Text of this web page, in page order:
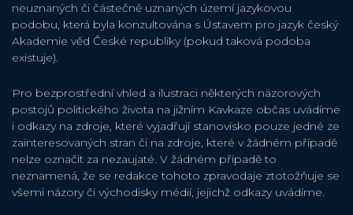
neuznaných či částečně uznaných území jazykovou
podobu, která byla konzultována s Ústavem pro jazyk český
Akademie věd České republiky (pokud taková podoba
existuje).
Pro bezprostřední vhled a ilustraci některých názorových
postojů politického života na jižním Kavkaze občas uvádíme
i odkazy na zdroje, které vyjadřují stanovisko pouze jedné ze
zainteresovaných stran či na zdroje, které v žádném případě
nelze označit za nezaujaté. V žádném případě to
neznamená, že se redakce tohoto zpravodaje ztotožňuje se
všemi názory či východisky médií, jejichž odkazy uvádíme.